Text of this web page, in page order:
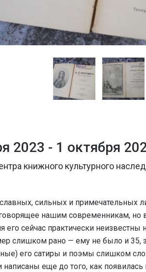
2023 - 1 октября
книжного культурного
сильных и примечательных
нашим современникам, но
его сейчас практически
слишком рано — ему не было и 35,
его сатиры и поэмы слишком
еще до того, как